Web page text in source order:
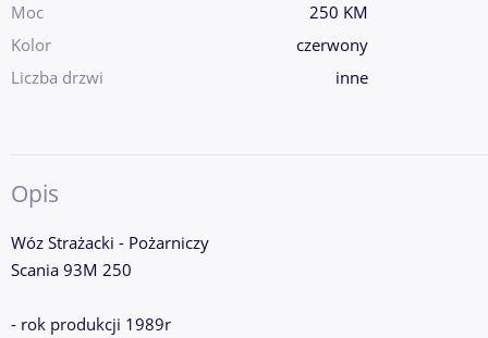
Moc
250 KM
Kolor
czerwony
Liczba drzwi
inne
Opis
Wóz Strażacki - Pożarniczy
Scania 93M 250
- rok produkcji 1989r